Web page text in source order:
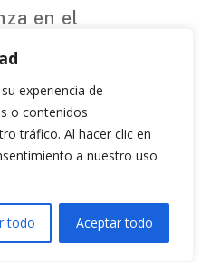
experiencia de
o contenidos
tráfico. Al hacer clic en
a nuestro uso
todo Aceptar todo
en el
de las
de entrada al
aeropuerto
45 minutos en
modernas
de